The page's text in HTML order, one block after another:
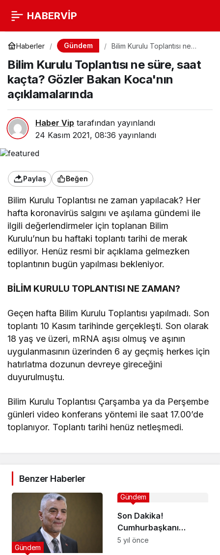
HABERVİP
Haberler Gündem
Bilim Kurulu Toplantısı ne
Bakan Koca'nın
açıklamalarında
Bilim Kurulu Toplantısı ne süre, saat
kaçta? Gözler Bakan Koca'nın
açıklamalarında
Haber Vip tarafından yayınlandı
24 Kasım 2021, 08:36 yayınlandı
Paylaş Beğen
Bilim Kurulu Toplantısı ne zaman yapılacak? Her
hafta koronavirüs salgını ve aşılama gündemi ile
ilgili değerlendirmeler için toplanan Bilim
Kurulu’nun bu haftaki toplantı tarihi de merak
ediliyor. Henüz resmi bir açıklama gelmezken
toplantının bugün yapılması bekleniyor.
BİLİM KURULU TOPLANTISI NE ZAMAN?
Geçen hafta Bilim Kurulu Toplantısı yapılmadı. Son
toplantı 10 Kasım tarihinde gerçekleşti. Son olarak
18 yaş ve üzeri, mRNA aşısı olmuş ve aşının
uygulanmasının üzerinden 6 ay geçmiş herkes için
hatırlatma dozunun devreye gireceğini
duyurulmuştu.
Bilim Kurulu Toplantısı Çarşamba ya da Perşembe
günleri video konferans yöntemi ile saat 17.00’de
toplanıyor. Toplantı tarihi henüz netleşmedi.
Benzer Haberler
Gündem
Son Dakika!
Cumhurbaşkanı
Erdoğan: 1 Haziran
Gündem
5 yıl önce